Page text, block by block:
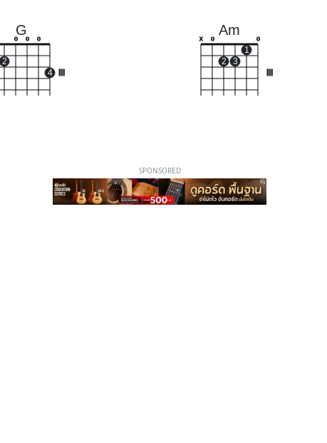
G
2
o o o
4
Am
x o
2 3
1
o
SPONSORED